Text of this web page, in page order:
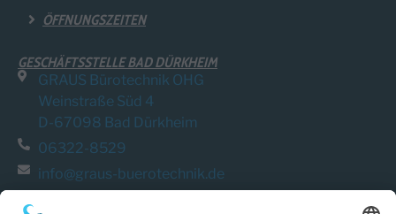
ÖFFNUNGSZEITEN
GESCHÄFTSSTELLE BAD DÜRKHEIM
GRAUS Bürotechnik OHG
Weinstraße Süd 4
D-67098 Bad Dürkheim
06322-8529
info@graus-buerotechnik.de